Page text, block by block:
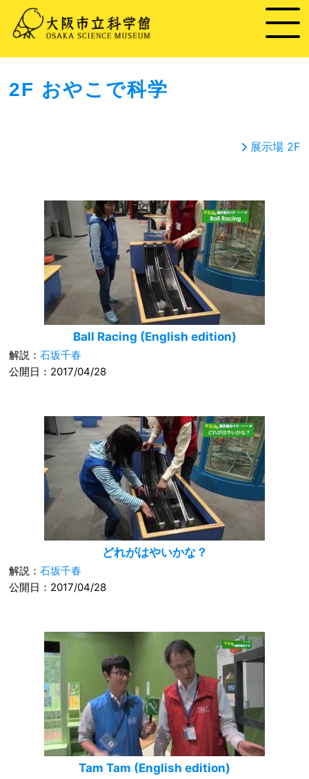
2F おやこで科学
展示場 2F
Ball Racing (English edition)
解説：石坂千春
公開日：2017/04/28
どれがはやいかな？
解説：石坂千春
公開日：2017/04/28
Tam Tam (English edition)